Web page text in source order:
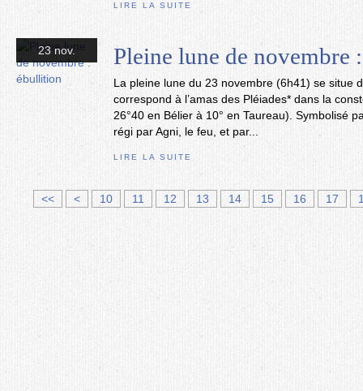
LIRE LA SUITE
23 nov. Pleine lune de novembre
La pleine lune du 23 novembre (6h41) se situe
correspond à l’amas des Pléiades* dans la
26°40 en Bélier à 10° en Taureau). Symbolisé
régi par Agni, le feu, et par...
LIRE LA SUITE
<< < 10 11 12 13 14 15 16 17